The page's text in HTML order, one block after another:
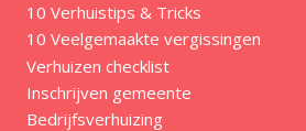
10 Verhuistips & Tricks
10 Veelgemaakte vergissingen
Verhuizen checklist
Inschrijven gemeente
Bedrijfsverhuizing